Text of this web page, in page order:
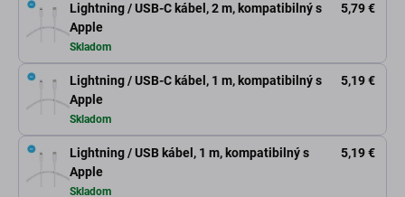
Lightning / USB-C kábel, 2 m, kompatibilný s
Apple
5,79 €
Skladom
Lightning / USB-C kábel, 1 m, kompatibilný s
Apple
5,19 €
Skladom
Lightning / USB kábel, 1 m, kompatibilný s
Apple
5,19 €
Skladom